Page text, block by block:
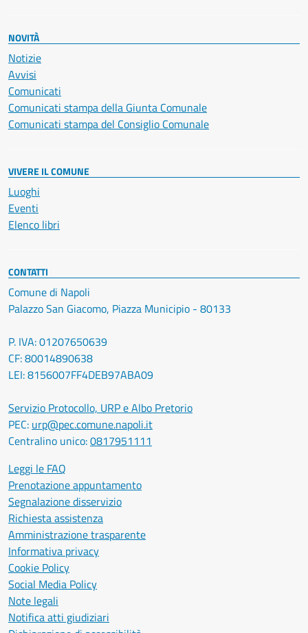
NOVITÀ
Notizie
Avvisi
Comunicati
Comunicati stampa della Giunta Comunale
Comunicati stampa del Consiglio Comunale
VIVERE IL COMUNE
Luoghi
Eventi
Elenco libri
CONTATTI
Comune di Napoli
Palazzo San Giacomo, Piazza Municipio - 80133
P. IVA: 01207650639
CF: 80014890638
LEI: 8156007FF4DEB97ABA09
Servizio Protocollo, URP e Albo Pretorio
PEC: urp@pec.comune.napoli.it
Centralino unico:0817951111
Leggi le FAQ
Prenotazione appuntamento
Segnalazione disservizio
Richiesta assistenza
Amministrazione trasparente
Informativa privacy
Cookie Policy
Social Media Policy
Note legali
Notifica atti giudiziari